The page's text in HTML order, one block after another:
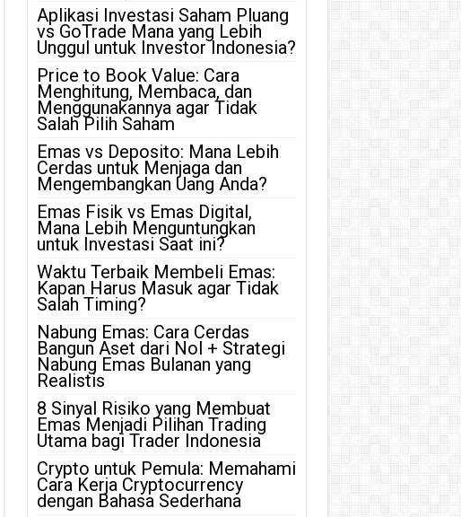
Aplikasi Investasi Saham Pluang
vs GoTrade Mana yang Lebih
Unggul untuk Investor Indonesia?
Price to Book Value: Cara
Menghitung, Membaca, dan
Menggunakannya agar Tidak
Salah Pilih Saham
Emas vs Deposito: Mana Lebih
Cerdas untuk Menjaga dan
Mengembangkan Uang Anda?
Emas Fisik vs Emas Digital,
Mana Lebih Menguntungkan
untuk Investasi Saat ini?
Waktu Terbaik Membeli Emas:
Kapan Harus Masuk agar Tidak
Salah Timing?
Nabung Emas: Cara Cerdas
Bangun Aset dari Nol + Strategi
Nabung Emas Bulanan yang
Realistis
8 Sinyal Risiko yang Membuat
Emas Menjadi Pilihan Trading
Utama bagi Trader Indonesia
Crypto untuk Pemula: Memahami
Cara Kerja Cryptocurrency
dengan Bahasa Sederhana